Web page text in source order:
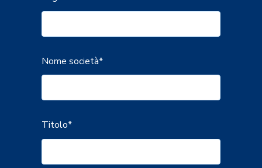
Nome società*
Titolo*